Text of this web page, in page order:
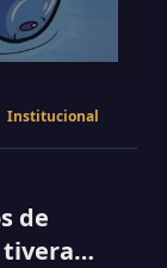
Institucional
de